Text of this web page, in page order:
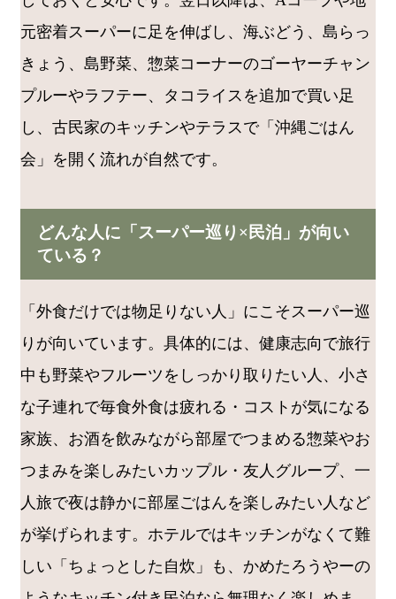
元密着スーパーに足を伸ばし、海ぶどう、島らっ
きょう、島野菜、惣菜コーナーのゴーヤーチャン
プルーやラフテー、タコライスを追加で買い足
し、古民家のキッチンやテラスで「沖縄ごはん
会」を開く流れが自然です。
どんな人に「スーパー巡り×民泊」が向い
ている？
「外食だけでは物足りない人」にこそスーパー巡
りが向いています。具体的には、健康志向で旅行
中も野菜やフルーツをしっかり取りたい人、小さ
な子連れで毎食外食は疲れる・コストが気になる
家族、お酒を飲みながら部屋でつまめる惣菜やお
つまみを楽しみたいカップル・友人グループ、一
人旅で夜は静かに部屋ごはんを楽しみたい人など
が挙げられます。ホテルではキッチンがなくて難
しい「ちょっとした自炊」も、かめたろうやーの